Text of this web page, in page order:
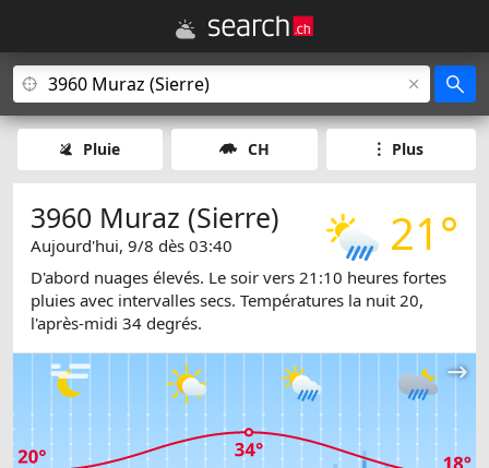
Pluie CH Plus
21°
3960 Muraz (Sierre)
Aujourd'hui, 9/8 dès 03:40
D'abord nuages élevés. Le soir vers 21:10 heures fortes
pluies avec intervalles secs. Températures la nuit 20,
l'après-midi 34 degrés.